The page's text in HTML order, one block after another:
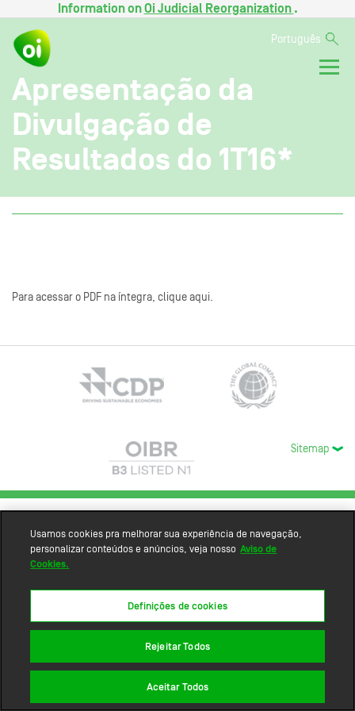
Information onOi Judicial Reorganization .
Português
Apresentação da
Divulgação de
Resultados do 1T16*
Para acessar o PDF na íntegra, clique aqui.
Sitemap
Usamos cookies pra melhorar sua experiência de navegação,
personalizar conteúdos e anúncios, veja nosso Aviso de
Cookies.
Definições de cookies
Rejeitar Todos
Aceitar Todos